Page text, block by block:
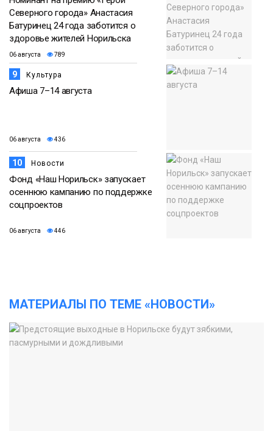
Северного города» Анастасия
Батуринец 24 года заботится о
здоровье жителей Норильска
06 августа 789
9 Культура
Афиша 7–14 августа
06 августа 436
10 Новости
Фонд «Наш Норильск» запускает
осеннюю кампанию по поддержке
соцпроектов
06 августа 446
МАТЕРИАЛЫ ПО ТЕМЕ «НОВОСТИ»